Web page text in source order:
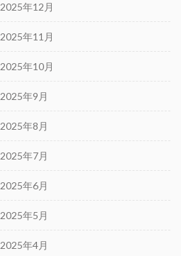
2025年12月
2025年11月
2025年10月
2025年9月
2025年8月
2025年7月
2025年6月
2025年5月
2025年4月